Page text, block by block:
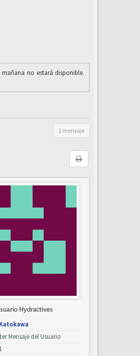
no estará disponible.
1 mensaje
Katokawa
1er Mensaje del Usuario
1